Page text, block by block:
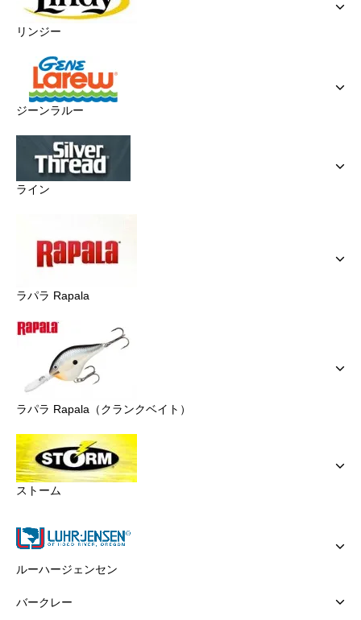
リンジー
ジーンラルー
ライン
ラパラ Rapala
ラパラ Rapala（クランクベイト）
ストーム
ルーハージェンセン
バークレー